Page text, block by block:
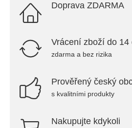
Doprava ZDARMA
Vrácení zboží do 14
zdarma a bez rizika
Prověřený český
s kvalitními produkty
Nakupujte kdykoli